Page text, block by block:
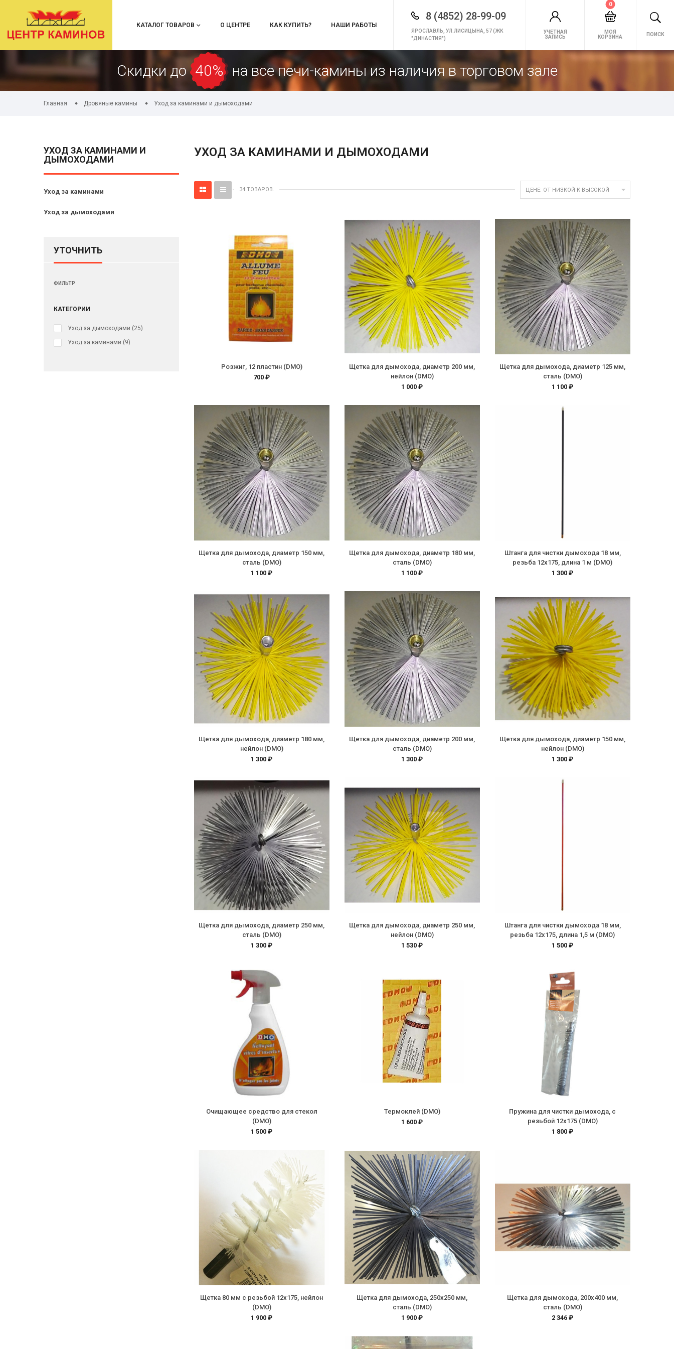
КАТАЛОГ ТОВАРОВ О ЦЕНТРЕ КАК КУПИТЬ? НАШИ РАБОТЫ
8 (4852) 28-99-09
ЯРОСЛАВЛЬ, УЛ.ЛИСИЦЫНА, 57 (ЖК
"ДИНАСТИЯ")
УЧЕТНАЯ
ЗАПИСЬ
МОЯ
КОРЗИНА
0
ПОИСК
Скидки до 40% на все печи-камины из наличия в торговом зале
Главная Дровяные камины Уход за каминами и дымоходами
УХОД ЗА КАМИНАМИ И
ДЫМОХОДАМИ
Уход за каминами
Уход за дымоходами
УТОЧНИТЬ
ФИЛЬТР
КАТЕГОРИИ
Уход за дымоходами (25)
Уход за каминами (9)
УХОД ЗА КАМИНАМИ И ДЫМОХОДАМИ
34 ТОВАРОВ. ЦЕНЕ: ОТ НИЗКОЙ К ВЫСОКОЙ 
Розжиг, 12 пластин (DMO)
700 ₽
Щетка для дымохода, диаметр 200 мм,
нейлон (DMO)
1 000 ₽
Щетка для дымохода, диаметр 125 мм,
сталь (DMO)
1 100 ₽
Щетка для дымохода, диаметр 150 мм,
сталь (DMO)
1 100 ₽
Щетка для дымохода, диаметр 180 мм,
сталь (DMO)
1 100 ₽
Штанга для чистки дымохода 18 мм,
резьба 12х175, длина 1 м (DMO)
1 300 ₽
Щетка для дымохода, диаметр 180 мм,
нейлон (DMO)
1 300 ₽
Щетка для дымохода, диаметр 200 мм,
сталь (DMO)
1 300 ₽
Щетка для дымохода, диаметр 150 мм,
нейлон (DMO)
1 300 ₽
Щетка для дымохода, диаметр 250 мм,
сталь (DMO)
1 300 ₽
Щетка для дымохода, диаметр 250 мм,
нейлон (DMO)
1 530 ₽
Штанга для чистки дымохода 18 мм,
резьба 12х175, длина 1,5 м (DMO)
1 500 ₽
Очищающее средство для стекол
(DMO)
1 500 ₽
Термоклей (DMO)
1 600 ₽
Пружина для чистки дымохода, с
резьбой 12х175 (DMO)
1 800 ₽
Щетка 80 мм с резьбой 12х175, нейлон
(DMO)
1 900 ₽
Щетка для дымохода, 250х250 мм,
сталь (DMO)
1 900 ₽
Щетка для дымохода, 200х400 мм,
сталь (DMO)
2 346 ₽